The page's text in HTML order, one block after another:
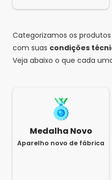
1 0
1 2
Olá, Luiz! Não,
1 2
Categorizamos os
com suas condições
Veja abaixo o que cada
Medalha Novo
Aparelho novo de fábrica